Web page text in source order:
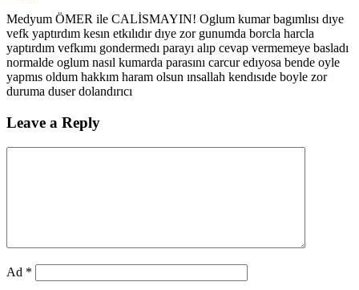
Medyum ÖMER ile CALİSMAYIN! Oglum kumar bagımlısı dıye
vefk yaptırdım kesın etkılıdır dıye zor gunumda borcla harcla
yaptırdım vefkımı gondermedı parayı alıp cevap vermemeye basladı
normalde oglum nasıl kumarda parasını carcur edıyosa bende oyle
yapmıs oldum hakkım haram olsun ınsallah kendısıde boyle zor
duruma duser dolandırıcı
Leave a Reply
Ad *